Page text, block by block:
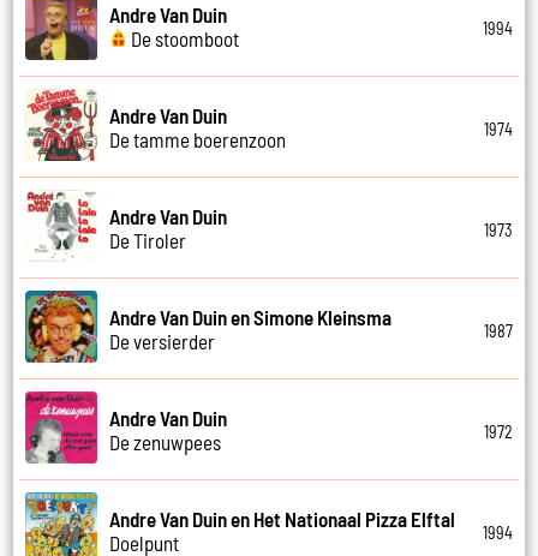
Andre Van Duin
De stoomboot
1994
Andre Van Duin
De tamme boerenzoon
1974
Andre Van Duin
De Tiroler
1973
Andre Van Duin en Simone Kleinsma
De versierder
1987
Andre Van Duin
De zenuwpees
1972
Andre Van Duin en Het Nationaal Pizza Elftal
Doelpunt
1994